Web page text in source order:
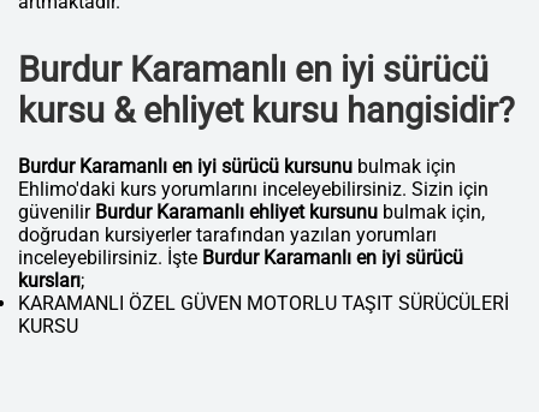
Burdur Karamanlı en iyi sürücü
kursu & ehliyet kursu hangisidir?
Burdur Karamanlı en iyi sürücü kursunu bulmak için
Ehlimo'daki kurs yorumlarını inceleyebilirsiniz. Sizin için
güvenilir Burdur Karamanlı ehliyet kursunu bulmak için,
doğrudan kursiyerler tarafından yazılan yorumları
inceleyebilirsiniz. İşte Burdur Karamanlı en iyi sürücü
kursları;
KARAMANLI ÖZEL GÜVEN MOTORLU TAŞIT SÜRÜCÜLERİ
KURSU